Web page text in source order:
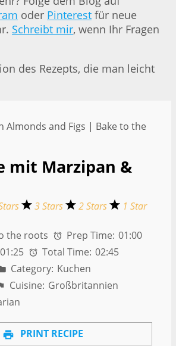
oder Pinterest für neue
Schreibt mir, wenn Ihr Fragen
des Rezepts, die man leicht
mit Marzipan &
3 Stars 2 Stars 1 Star
the roots Prep Time: 01:00
01:25 Total Time: 02:45
Category: Kuchen
Cuisine: Großbritannien
PRINT RECIPE